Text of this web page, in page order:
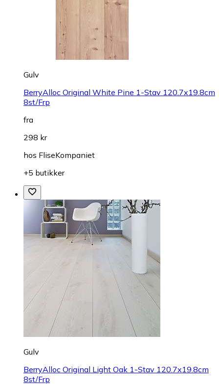
Gulv
BerryAlloc Original White Pine 1-Stav 120.7x19.8cm
8st/Frp
fra
298 kr
hos FliseKompaniet
+5 butikker
Gulv
BerryAlloc Original Light Oak 1-Stav 120.7x19.8cm
8st/Frp